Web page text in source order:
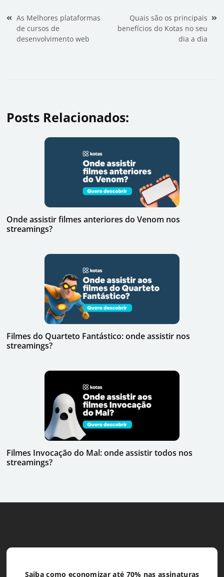
Navegação de Post
As Melhores plataformas
de cursos de
desenvolvimento web
Quais são os principais
benefícios do Kotas no seu
dia a dia
Posts Relacionados:
Onde assistir filmes anteriores do Venom nos
streamings?
Filmes do Quarteto Fantástico: onde assistir nos
streamings?
Filmes Invocação do Mal: onde assistir todos nos
streamings?
Saiba como economizar até 70% nas assinaturas